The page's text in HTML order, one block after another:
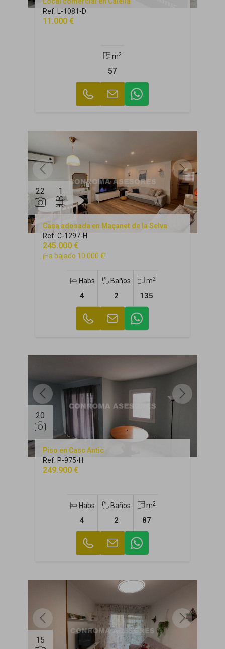
Ref. L-1081-D
11.000 €
m2
57
22 1
Casa adosada en Maçanet de la Selva
Ref. C-1297-H
245.000 €
¡Ha bajado 10.000 €!
Habs
4
Baños
2
m2
135
20
Piso en Casc Antic
Ref. P-975-H
249.900 €
Habs
4
Baños
2
m2
87
15